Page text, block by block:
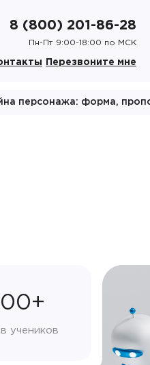
8 (800) 201-86-28
Пн-Пт 9:00-18:00 по МСК
Перезвоните мне
персонажа: форма,
учеников